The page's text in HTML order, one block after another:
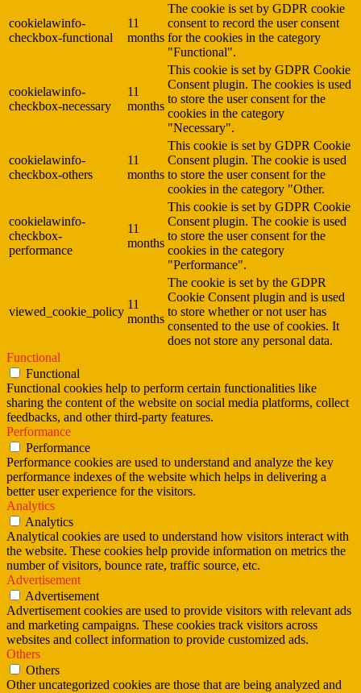
cookielawinfo-
checkbox-functional
11
months
The cookie is set by GDPR cookie
consent to record the user consent
for the cookies in the category
"Functional".
cookielawinfo-
checkbox-necessary
11
months
This cookie is set by GDPR Cookie
Consent plugin. The cookies is used
to store the user consent for the
cookies in the category
"Necessary".
cookielawinfo-
checkbox-others
11
months
This cookie is set by GDPR Cookie
Consent plugin. The cookie is used
to store the user consent for the
cookies in the category "Other.
cookielawinfo-
checkbox-
performance
11
months
This cookie is set by GDPR Cookie
Consent plugin. The cookie is used
to store the user consent for the
cookies in the category
"Performance".
viewed_cookie_policy
11
months
The cookie is set by the GDPR
Cookie Consent plugin and is used
to store whether or not user has
consented to the use of cookies. It
does not store any personal data.
Functional
Functional
Functional cookies help to perform certain functionalities like
sharing the content of the website on social media platforms, collect
feedbacks, and other third-party features.
Performance
Performance
Performance cookies are used to understand and analyze the key
performance indexes of the website which helps in delivering a
better user experience for the visitors.
Analytics
Analytics
Analytical cookies are used to understand how visitors interact with
the website. These cookies help provide information on metrics the
number of visitors, bounce rate, traffic source, etc.
Advertisement
Advertisement
Advertisement cookies are used to provide visitors with relevant ads
and marketing campaigns. These cookies track visitors across
websites and collect information to provide customized ads.
Others
Others
Other uncategorized cookies are those that are being analyzed and